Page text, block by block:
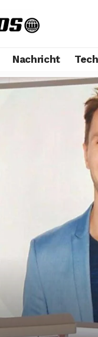
Nachricht